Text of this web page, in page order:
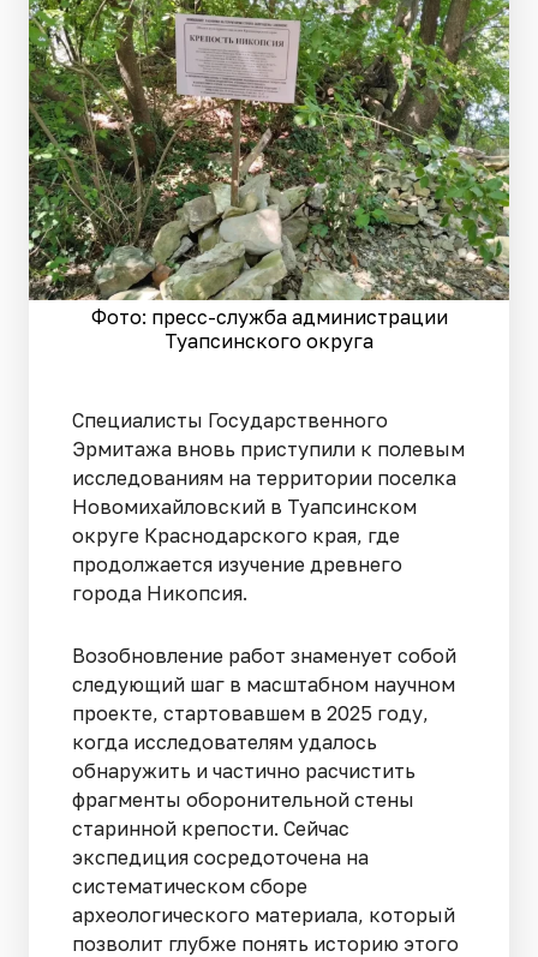
Фото: пресс-служба администрации
Туапсинского округа
Специалисты Государственного
Эрмитажа вновь приступили к полевым
исследованиям на территории поселка
Новомихайловский в Туапсинском
округе Краснодарского края, где
продолжается изучение древнего
города Никопсия.
Возобновление работ знаменует собой
следующий шаг в масштабном научном
проекте, стартовавшем в 2025 году,
когда исследователям удалось
обнаружить и частично расчистить
фрагменты оборонительной стены
старинной крепости. Сейчас
экспедиция сосредоточена на
систематическом сборе
археологического материала, который
позволит глубже понять историю этого